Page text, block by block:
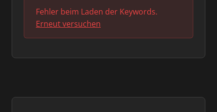
Fehler beim Laden der Keywords.
Erneut versuchen